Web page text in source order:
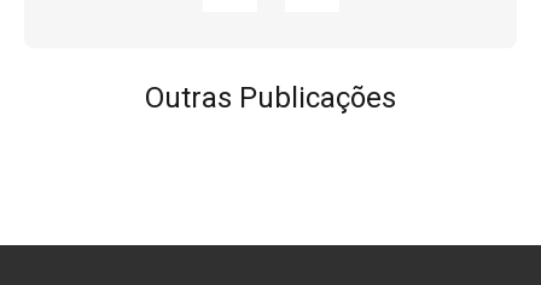
Outras Publicações